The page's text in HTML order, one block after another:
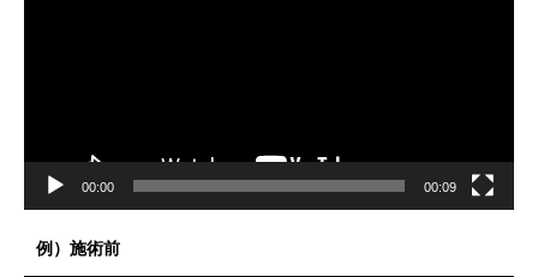
00:00 00:09
例）施術前